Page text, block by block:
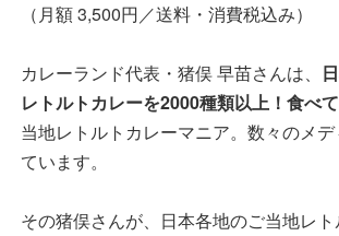
（月額 3,500円／送料・消費税込み）
カレーランド代表・猪俣 早苗さんは、
レトルトカレーを2000種類以上！食べ
当地レトルトカレーマニア。数々のメ
ています。
その猪俣さんが、日本各地のご当地レ